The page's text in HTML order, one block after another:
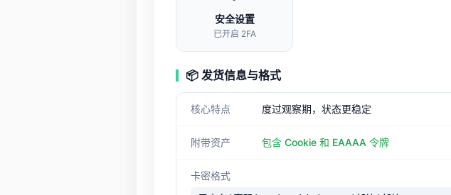
安全设置
已开启 2FA
📦 发货信息与格式
核心特点 度过观察期，状态更稳定
附带资产 包含 Cookie 和 EAAAA 令牌
卡密格式